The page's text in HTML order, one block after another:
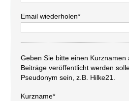
Email wiederholen*
Geben Sie bitte einen
Beiträge veröffentlicht werden
Pseudonym sein, z.B. Hilke21.
Kurzname*